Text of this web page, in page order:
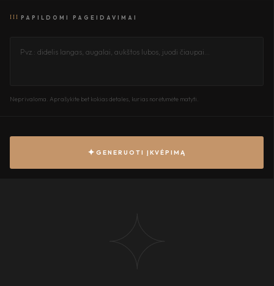
III PAPILDOMI PAGEIDAVIMAI
Neprivaloma. Aprašykite bet kokias detales, kurias norėtumėte matyti.
✦ GENERUOTI ĮKVĖPIMĄ